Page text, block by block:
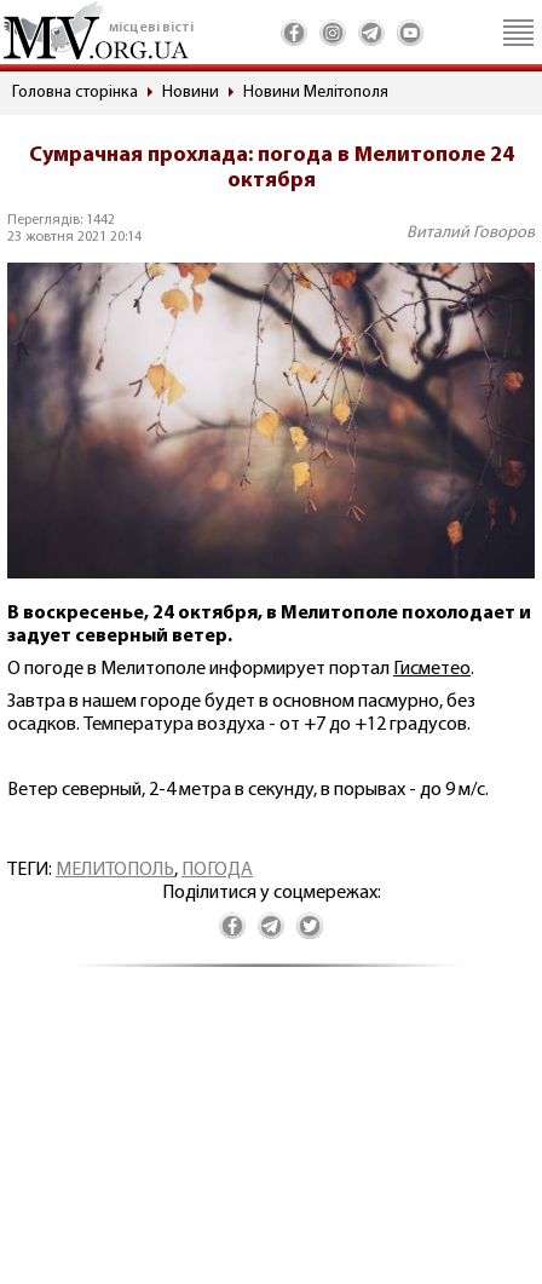
місцеві вісті
Головна сторінка Новини Новини Мелітополя
Сумрачная прохлада: погода в Мелитополе 24
октября
Переглядів: 1442
23 жовтня 2021 20:14
Виталий Говоров
В воскресенье, 24 октября, в Мелитополе похолодает и
задует северный ветер.
О погоде в Мелитополе информирует портал Гисметео.
Завтра в нашем городе будет в основном пасмурно, без
осадков. Температура воздуха - от +7 до +12 градусов.
Ветер северный, 2-4 метра в секунду, в порывах - до 9 м/с.
ТЕГИ: МЕЛИТОПОЛЬ,
ПОГОДА
Поділитися у соцмережах: